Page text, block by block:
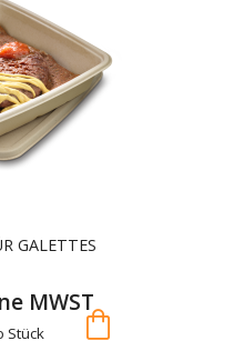
GALETTES
MWST
Stück shopping_bag